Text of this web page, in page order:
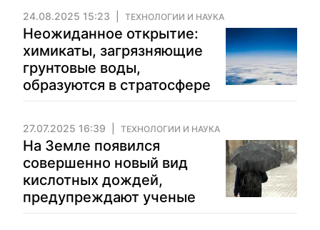
24.08.2025 15:23 ТЕХНОЛОГИИ И НАУКА
Неожиданное открытие:
химикаты, загрязняющие
грунтовые воды,
образуются в стратосфере
27.07.2025 16:39 ТЕХНОЛОГИИ И НАУКА
На Земле появился
совершенно новый вид
кислотных дождей,
предупреждают ученые